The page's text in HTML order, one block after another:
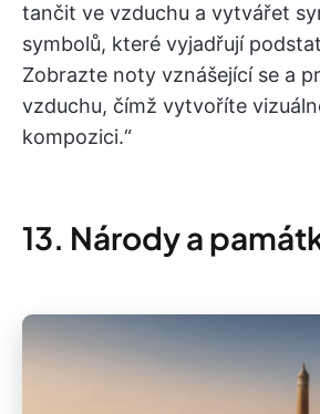
tančit ve vzduchu a vytvářet
symbolů, které vyjadřují
Zobrazte noty vznášející se a
vzduchu, čímž vytvoříte
kompozici.“
13. Národy a